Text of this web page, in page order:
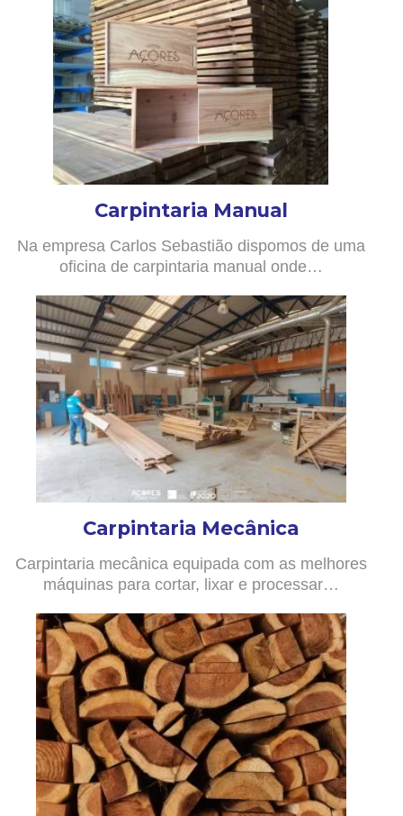
Carpintaria Manual
Na empresa Carlos Sebastião dispomos de uma
oficina de carpintaria manual onde…
Carpintaria Mecânica
Carpintaria mecânica equipada com as melhores
máquinas para cortar, lixar e processar…